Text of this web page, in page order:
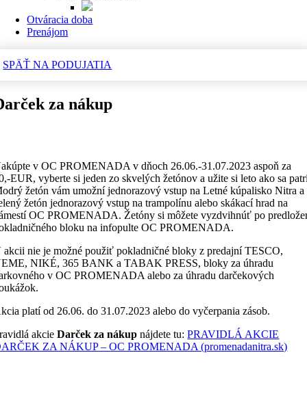
Otváracia doba
Prenájom
SPÄŤ NA PODUJATIA
za nákup
v OC PROMENADA v dňoch 26.06.-31.07.2023 aspoň za
EUR, vyberte si jeden zo skvelých žetónov a užite si leto ako sa
žetón vám umožní jednorazový vstup na Letné kúpalisko Nitra a
žetón jednorazový vstup na trampolínu alebo skákací hrad na
OC PROMENADA. Žetóny si môžete vyzdvihnúť po
bloku na infopulte OC PROMENADA.
akcii nie je možné použiť pokladničné bloky z predajní TESCO,
NIKÉ, 365 BANK a TABAK PRESS, bloky za úhradu
v OC PROMENADA alebo za úhradu darčekových
platí od 26.06. do 31.07.2023 alebo do vyčerpania zásob.
akcieDarček za nákup nájdete tu:PRAVIDLÁ AKCIE
ZA NÁKUP – OC PROMENADA (promenadanitra.sk)